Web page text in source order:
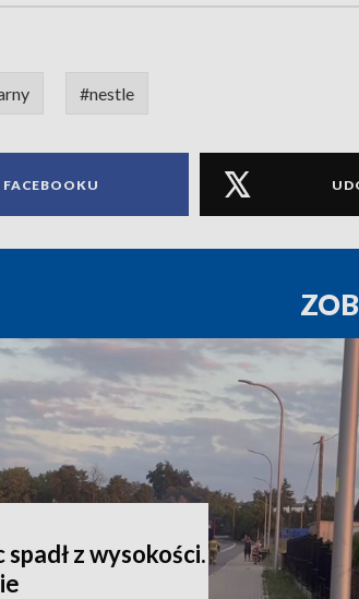
#nestle
z wysokości.